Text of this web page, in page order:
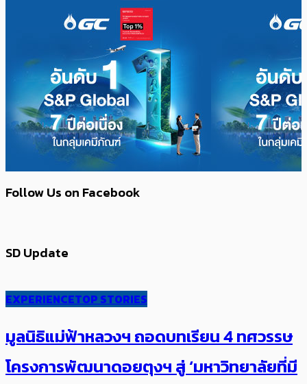
Follow Us on Facebook
SD Update
EXPERIENCETOP STORIES
มูลนิธิแม่ฟ้าหลวงฯ ถอดบทเรียน 4 ทศวรรษ
โครงการพัฒนาดอยตุงฯ สู่ ‘มหาวิทยาลัยที่มี